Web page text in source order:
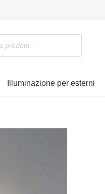
Illuminazione per esterni